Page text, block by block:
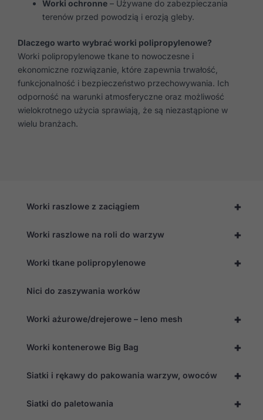
+
Worki raszlowe z zaciągiem
+
Worki raszlowe na roli do warzyw
+
Worki tkane polipropylenowe
Nici do zaszywania worków
+
Worki ażurowe/drejerowe – leno mesh
+
Worki kontenerowe Big Bag
+
Siatki i rękawy do pakowania warzyw, owoców
+
Siatki do paletowania
Worki ochronne – Używane do zabezpieczania
terenów przed powodzią i erozją gleby.
Dlaczego warto wybrać worki polipropylenowe?
Worki polipropylenowe tkane to nowoczesne i
ekonomiczne rozwiązanie, które zapewnia trwałość,
funkcjonalność i bezpieczeństwo przechowywania. Ich
odporność na warunki atmosferyczne oraz możliwość
wielokrotnego użycia sprawiają, że są niezastąpione w
wielu branżach.